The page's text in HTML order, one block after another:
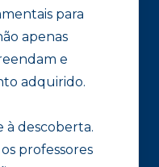
para
apenas
e
adquirido.
à descoberta.
professores